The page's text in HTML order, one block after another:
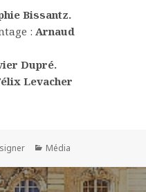
Bissantz.
: Arnaud
Dupré.
Levacher
Catégories
Média